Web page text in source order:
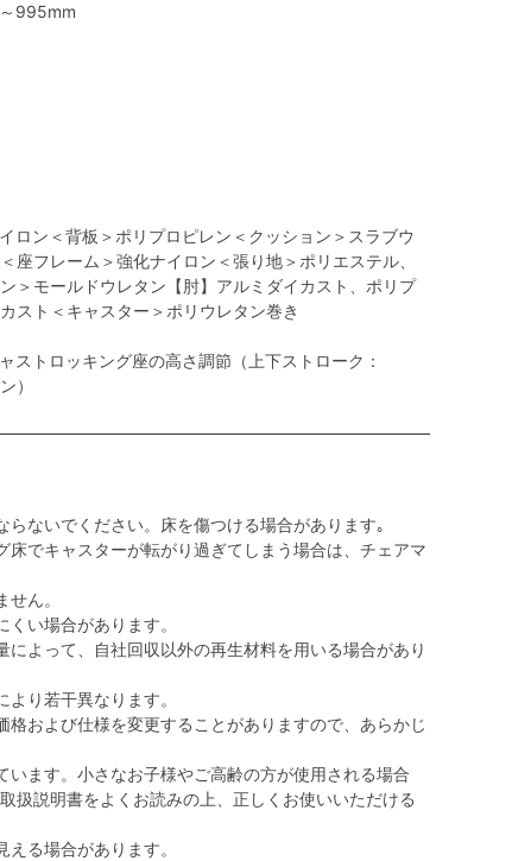
995mm
ロン＜背板＞ポリプロピレン＜クッション＞スラブウ
座フレーム＞強化ナイロン＜張り地＞ポリエステル、
＞モールドウレタン【肘】アルミダイカスト、ポリプ
スト＜キャスター＞ポリウレタン巻き
トロッキング座の高さ調節（上下ストローク：
）
ないでください。床を傷つける場合があります｡
でキャスターが転がり過ぎてしまう場合は、チェアマ
ん。
い場合があります。
よって、自社回収以外の再生材料を用いる場合があり
り若干異なります。
および仕様を変更することがありますので、あらかじ
ます。小さなお子様やご高齢の方が使用される場合
扱説明書をよくお読みの上、正しくお使いいただける
る場合があります。